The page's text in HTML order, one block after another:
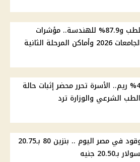
92.8% للطب و87.9% للهندسة.. مؤشرات
المرحلة الثانية
طالبة الـ4% ريم.. الأسرة تحرر محضر إثبات حالة
الشرعي والوزارة ترد
أسعار الوقود في مصر اليوم .. بنزين 80 بـ20.75
جنيه